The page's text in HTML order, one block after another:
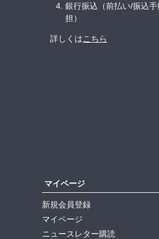
銀行振込（前払い/振込手
担）
詳しくはこちら
マイページ
新規会員登録
マイページ
ニュースレター購読